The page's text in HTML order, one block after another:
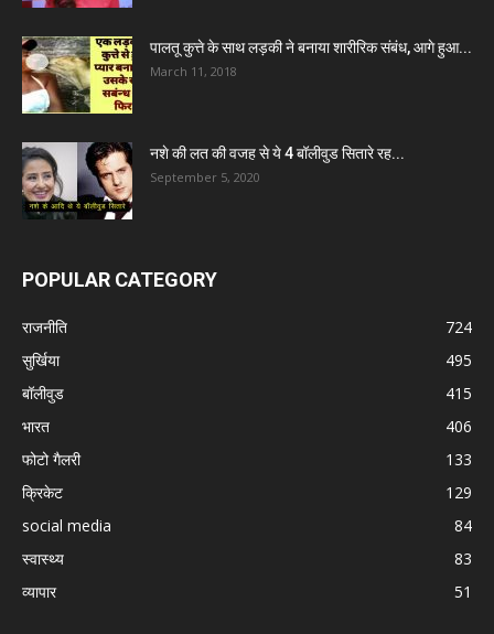
पालतू कुत्ते के साथ लड़की ने बनाया शारीरिक संबंध, आगे हुआ...
March 11, 2018
नशे की लत की वजह से ये 4 बॉलीवुड सितारे रह...
September 5, 2020
POPULAR CATEGORY
राजनीति
724
सुर्खिया
495
बॉलीवुड
415
भारत
406
फोटो गैलरी
133
क्रिकेट
129
social media
84
स्वास्थ्य
83
व्यापार
51